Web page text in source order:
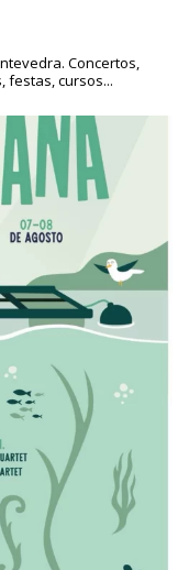
Concertos,
festas, cursos...